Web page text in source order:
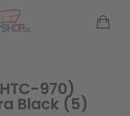
970)
Black (5)